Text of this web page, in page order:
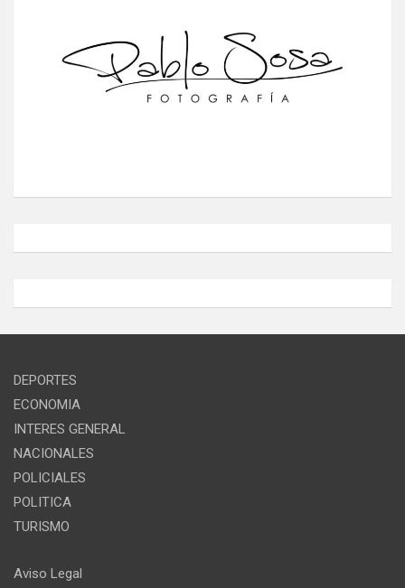
DEPORTES
ECONOMIA
INTERES GENERAL
NACIONALES
POLICIALES
POLITICA
TURISMO
Aviso Legal